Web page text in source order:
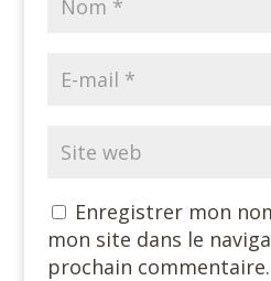
Enregistrer mon
mon site dans le
prochain commentaire.